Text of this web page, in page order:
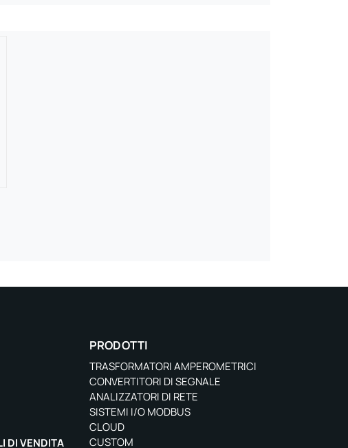
DI VENDITA
PRODOTTI
TRASFORMATORI AMPEROMETRICI
CONVERTITORI DI SEGNALE
ANALIZZATORI DI RETE
SISTEMI I/O MODBUS
CLOUD
CUSTOM